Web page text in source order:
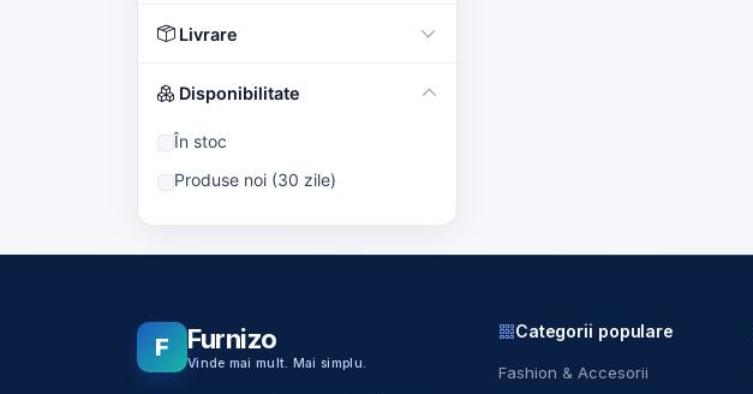
Livrare
Disponibilitate
În stoc
Produse noi (30 zile)
F Furnizo
Vinde mai mult. Mai simplu.
Categorii populare
Fashion & Accesorii